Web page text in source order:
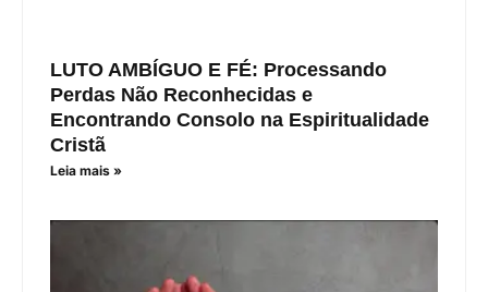
LUTO AMBÍGUO E FÉ: Processando
Perdas Não Reconhecidas e
Encontrando Consolo na Espiritualidade
Cristã
Leia mais »